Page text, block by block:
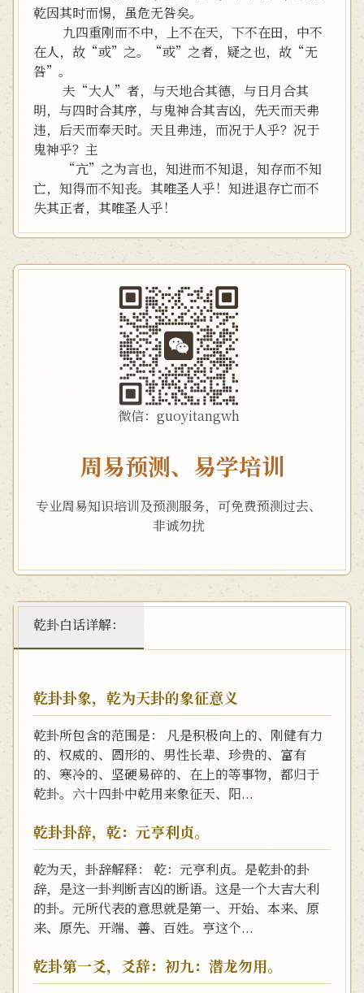
乾因其时而惕，虽危无咎矣。
九四重刚而不中，上不在天，下不在田，中不
在人，故“或”之。“或”之者，疑之也，故“无
咎”。
夫“大人”者，与天地合其德，与日月合其
明，与四时合其序，与鬼神合其吉凶，先天而天弗
违，后天而奉天时。天且弗违，而况于人乎？况于
鬼神乎？主
“亢”之为言也，知进而不知退，知存而不知
亡，知得而不知丧。其唯圣人乎！知进退存亡而不
失其正者，其唯圣人乎！
微信：guoyitangwh
周易预测、易学培训
专业周易知识培训及预测服务，可免费预测过去、
非诚勿扰
乾卦白话详解：
乾卦卦象，乾为天卦的象征意义
乾卦所包含的范围是： 凡是积极向上的、刚健有力
的、权威的、圆形的、男性长辈、珍贵的、富有
的、寒冷的、坚硬易碎的、在上的等事物，都归于
乾卦。六十四卦中乾用来象征天、阳...
乾卦卦辞，乾：元亨利贞。
乾为天，卦辞解释： 乾：元亨利贞。是乾卦的卦
辞，是这一卦判断吉凶的断语。这是一个大吉大利
的卦。元所代表的意思就是第一、开始、本来、原
来、原先、开端、善、百姓。亨这个...
乾卦第一爻，爻辞：初九：潜龙勿用。